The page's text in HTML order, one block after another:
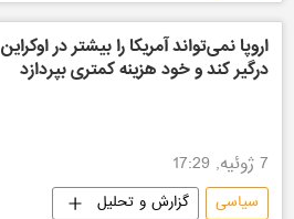
اروپا نمی‌تواند آمریکا را بیشتر در اوکراین
درگیر کند و خود هزینه کمتری بپردازد
7 ژوئیه, 17:29
سیاسی گزارش و تحلیل